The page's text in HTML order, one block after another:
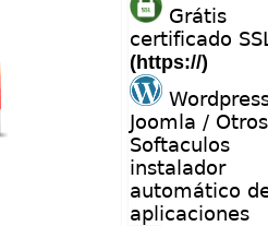
Grátis
certificado
(https://)
Joomla /
Softaculos
instalador
automático
aplicaciones